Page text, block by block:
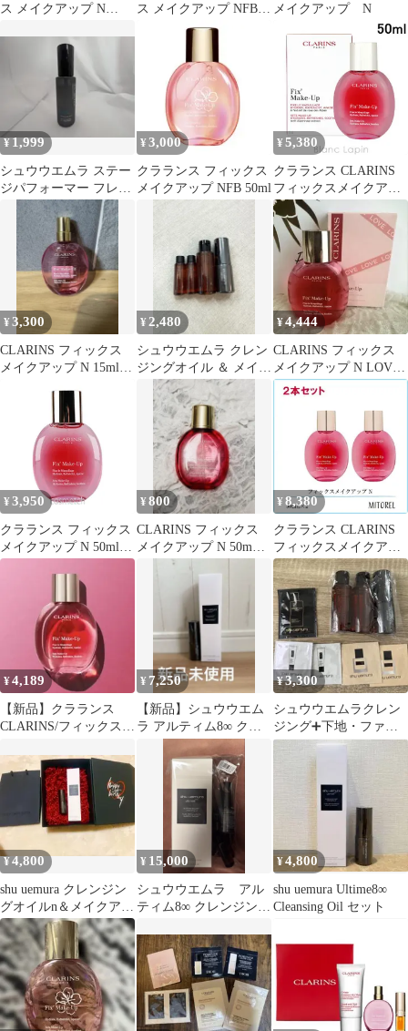
ス メイクアップ N
ス メイクアップ NFB50
メイクアップ N
¥1,999
シュウウエムラ ステー
ジパフォーマー フレッ
シュトップコート
100mL 廃盤
¥ 3,000
クラランス フィックス
メイクアップ NFB 50ml
¥ 5,380
クラランス CLARINS
フィックスメイクアッ
プN 50ml [233753]
¥3,300
CLARINS フィックス
メイクアップ N 15ml
¥ 2,480
シュウウエムラ クレン
ジングオイル ＆ メイク
アップフィックス
¥4,444
CLARINS フィックス
メイクアップ N LOVE
edition 美品
¥ 3,950
クラランス フィックス
メイクアップ N 50ml
（化粧水）
¥800
CLARINS フィックス
メイクアップ N 50mL
瓶のみ
¥ 8,380
クラランス CLARINS
フィックスメイクアッ
プ N 2個セット
50mL×2【ネコポス】
¥4,189
【新品】クラランス
CLARINS/フィックスメ
¥ 7,250
【新品】シュウウエム
ラ アルティム8∞ クレ
ンジングオイルn フィ
ックスミスト
¥3,300
シュウウエムラクレン
ジング➕下地・ファン
デおまけつき
¥4,800
shu uemura クレンジン
グオイルn＆メイクアッ
プフィックスミスト♡
¥ 15,000
シュウウエムラ アル
ティム8∞ クレンジング
ット
¥4,800
shu uemura Ultime8∞
Cleansing Oil セット